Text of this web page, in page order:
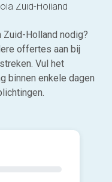
Zuid-Holland
Holland nodig?
offertes aan bij
Vul het
binnen enkele dagen